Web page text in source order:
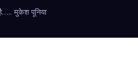
मुकेश पूनिया